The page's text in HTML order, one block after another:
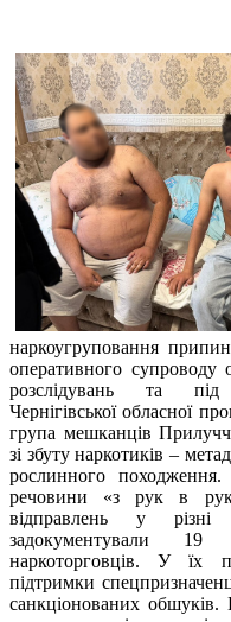
наркоугруповання
оперативного супроводу
розслідувань та під
Чернігівської обласної
група мешканців
зі збуту наркотиків –
рослинного походження.
речовини «з рук в
відправлень у різні
задокументували 19
наркоторговців. У їх
підтримки
санкціонованих обшуків.